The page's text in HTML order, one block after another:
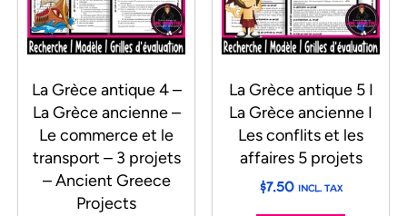
La Grèce antique 4 –
La Grèce ancienne –
Le commerce et le
transport – 3 projets
– Ancient Greece
Projects
La Grèce antique 5 I
La Grèce ancienne I
Les conflits et les
affaires 5 projets
$7.50 INCL. TAX